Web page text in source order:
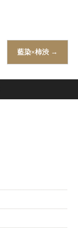
藍染×柿渋 →